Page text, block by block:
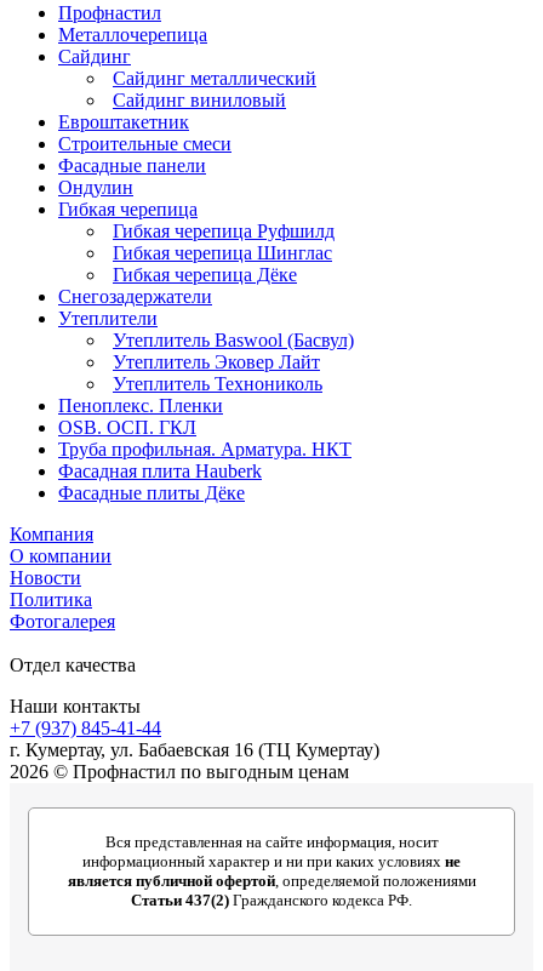
Профнастил
Металлочерепица
Сайдинг
Сайдинг металлический
Сайдинг виниловый
Евроштакетник
Строительные смеси
Фасадные панели
Ондулин
Гибкая черепица
Гибкая черепица Руфшилд
Гибкая черепица Шинглас
Гибкая черепица Дёке
Снегозадержатели
Утеплители
Утеплитель Baswool (Басвул)
Утеплитель Эковер Лайт
Утеплитель Технониколь
Пеноплекс. Пленки
OSB. ОСП. ГКЛ
Труба профильная. Арматура. НКТ
Фасадная плита Hauberk
Фасадные плиты Дёке
Компания
О компании
Новости
Политика
Фотогалерея
Отдел качества
Наши контакты
+7 (937) 845-41-44
г. Кумертау, ул. Бабаевская 16 (ТЦ Кумертау)
2026 © Профнастил по выгодным ценам
Вся представленная на сайте информация, носит
информационный характер и ни при каких условиях не
является публичной офертой, определяемой положениями
Статьи 437(2) Гражданского кодекса РФ.